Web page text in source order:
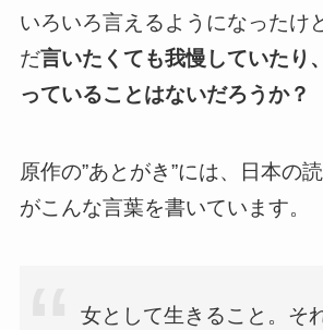
いろいろ言えるようになったけ
だ言いたくても我慢していたり
っていることはないだろうか？
原作の”あとがき”には、日本の
がこんな言葉を書いています。
女として生きること。そ